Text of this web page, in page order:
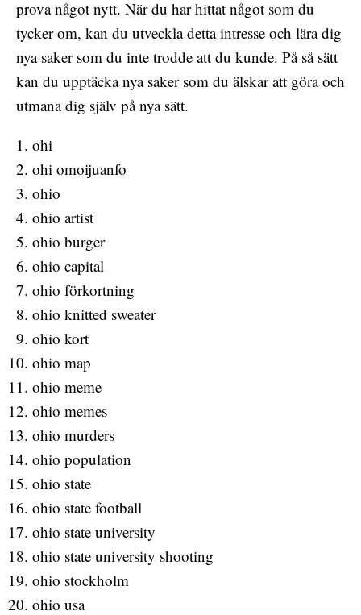
prova något nytt. När du har hittat något som du
tycker om, kan du utveckla detta intresse och lära dig
nya saker som du inte trodde att du kunde. På så sätt
kan du upptäcka nya saker som du älskar att göra och
utmana dig själv på nya sätt.
ohi
ohi omoijuanfo
ohio
ohio artist
ohio burger
ohio capital
ohio förkortning
ohio knitted sweater
ohio kort
ohio map
ohio meme
ohio memes
ohio murders
ohio population
ohio state
ohio state football
ohio state university
ohio state university shooting
ohio stockholm
ohio usa